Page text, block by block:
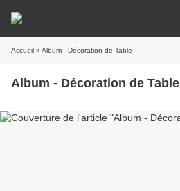
Accueil » Album - Décoration de Table
Album - Décoration de Table